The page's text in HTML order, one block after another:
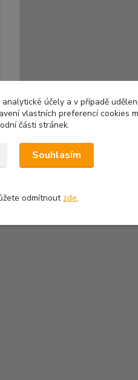
účely a v případě
vlastních preferencí cookies
části stránek.
Souhlasím
odmítnout zde.